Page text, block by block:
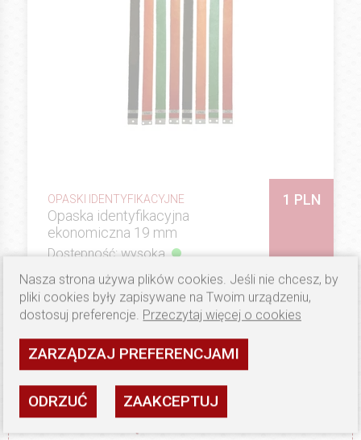
OPASKI IDENTYFIKACYJNE
Opaska identyfikacyjna
ekonomiczna 19 mm
1 PLN
Dostępność: wysoka
ZOBACZ
WYSOKA JAKOŚĆ,
Nasza strona używa plików cookies. Jeśli nie chcesz, by
pliki cookies były zapisywane na Twoim urządzeniu,
dostosuj preferencje. Przeczytaj więcej o cookies
ZARZĄDZAJ PREFERENCJAMI
ODRZUĆ ZAAKCEPTUJ